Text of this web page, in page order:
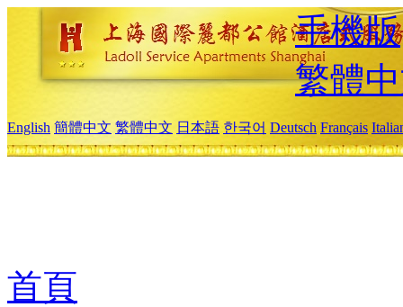
手機版
繁體
English 簡體中文 繁體中文 日本語 한국어 Deutsch Français
首頁